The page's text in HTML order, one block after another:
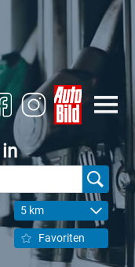
5 km
Favoriten